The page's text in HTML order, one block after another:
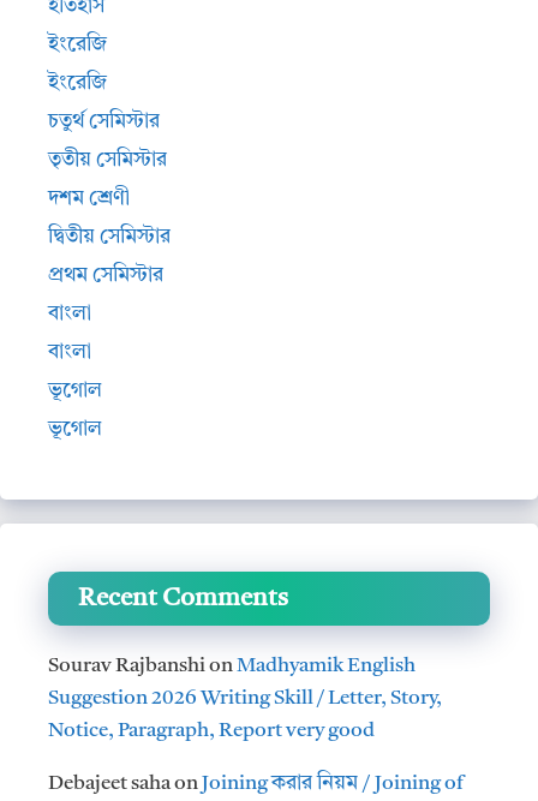
ইতিহাস
ইংরেজি
ইংরেজি
চতুর্থ সেমিস্টার
তৃতীয় সেমিস্টার
দশম শ্রেণী
দ্বিতীয় সেমিস্টার
প্রথম সেমিস্টার
বাংলা
বাংলা
ভূগোল
ভূগোল
Recent Comments
Sourav RajbanshionMadhyamik English
Suggestion 2026 Writing Skill / Letter, Story,
Notice, Paragraph, Report very good
Debajeet sahaon Joining করার নিয়ম / Joining of